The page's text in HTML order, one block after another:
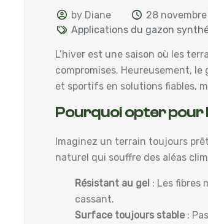
by Diane
28
Applications du gazon
L’hiver est une saison où les
compromises. Heureusement,
et sportifs en solutions fiables,
Pourquoi opter pour
Imaginez un terrain toujours
naturel qui souffre des aléas
Résistant au gel : Les fibres
cassant.
Surface toujours stable :